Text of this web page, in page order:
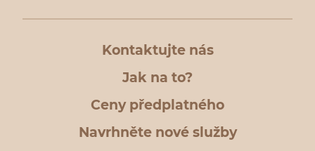
Kontaktujte nás
Jak na to?
Ceny předplatného
Navrhněte nové služby